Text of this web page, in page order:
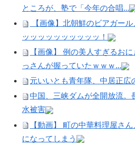
ところが、塾で「今年の合唱...
【画像】北朝鮮のビアガー
ッッッッッッッッッッ！
【画像】 例の美人すぎるお
っさんが握っていたｗｗｗ...
元いいとも青年隊、中居正広
中国、三峡ダムが全開放流。
水被害
【動画】 町の中華料理屋さ
になってしまう